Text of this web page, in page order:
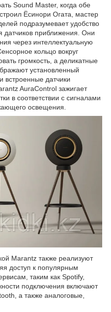
Sound Master, когда обе
Ёсинори Огата, мастер
подразумевает удобство
датчиков приближения. Они
через интеллектуальную
кольцо вокруг
громкость, а деликатные
установленный
встроенные датчики
AuraControl зажигает
в соответствии с сигналами
освещения.
Marantz также реализуют
доступ к популярным
таким как Spotify,
подключения включают
а также аналоговые,